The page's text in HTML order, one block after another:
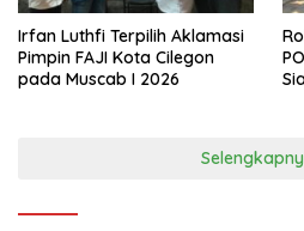
Irfan Luthfi Terpilih Aklamasi
Pimpin FAJI Kota Cilegon
pada Muscab I 2026